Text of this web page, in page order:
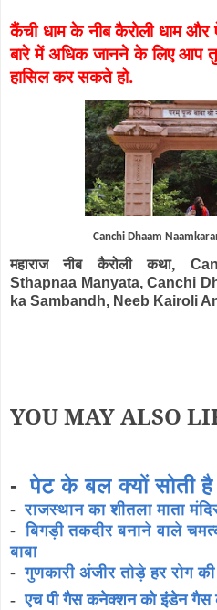
कैंची धाम के नीब कैरोली धाम और
बारे में अधिक जानने के लिए आप
हासिल कर सकते हो.
Canchi Dhaam
महाराज नीब कैरोली कथा,
Sthapnaa Manyata, Canchi
ka Sambandh, Neeb Kairoli
YOU MAY ALSO
-पेट के बल क्यों सोती
-राजस्थान का शीतला माता
-बिगड़ी तकदीर बनाने वाले
बाबा
-गुणकारी अंजीर तोड़े हर रोग
-एच पी गैस कनेक्शन को इंडेन गैस